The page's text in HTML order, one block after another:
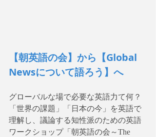
【朝英語の会】から【Global
Newsについて語ろう】へ
グローバルな場で必要な英語力て何？
「世界の課題」「日本の今」を英語で
理解し、議論する知性派のための英語
ワークショップ「朝英語の会～The